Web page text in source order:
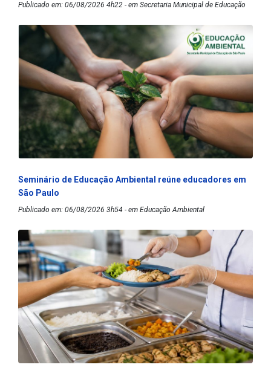
Publicado em: 06/08/2026 4h22 - em Secretaria Municipal de Educação
Seminário de Educação Ambiental reúne educadores em
São Paulo
Publicado em: 06/08/2026 3h54 - em Educação Ambiental